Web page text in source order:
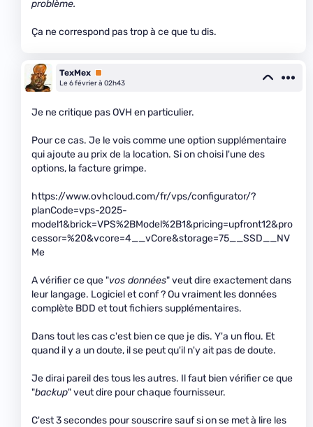
problème.
Ça ne correspond pas trop à ce que tu dis.
TexMex Premium
Le 6 février à 02h43
Je ne critique pas OVH en particulier.
Pour ce cas. Je le vois comme une option supplémentaire
qui ajoute au prix de la location. Si on choisi l'une des
options, la facture grimpe.
https://www.ovhcloud.com/fr/vps/configurator/?
planCode=vps-2025-
model1&brick=VPS%2BModel%2B1&pricing=upfront12&pro
cessor=%20&vcore=4__vCore&storage=75__SSD__NV
Me
A vérifier ce que "vos données" veut dire exactement dans
leur langage. Logiciel et conf ? Ou vraiment les données
complète BDD et tout fichiers supplémentaires.
Dans tout les cas c'est bien ce que je dis. Y'a un flou. Et
quand il y a un doute, il se peut qu'il n'y ait pas de doute.
Je dirai pareil des tous les autres. Il faut bien vérifier ce que
"backup" veut dire pour chaque fournisseur.
C'est 3 secondes pour souscrire sauf si on se met à lire les